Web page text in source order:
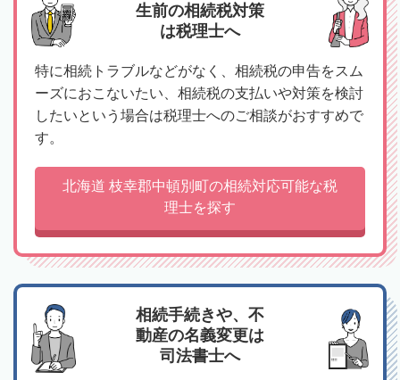
生前の相続税対策
は税理士へ
特に相続トラブルなどがなく、相続税の申告をスム
ーズにおこないたい、相続税の支払いや対策を検討
したいという場合は税理士へのご相談がおすすめで
す。
北海道 枝幸郡中頓別町の相続対応可能な税
理士を探す
相続手続きや、不
動産の名義変更は
司法書士へ